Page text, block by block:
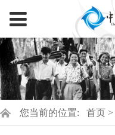
您当前的位置: 首页>